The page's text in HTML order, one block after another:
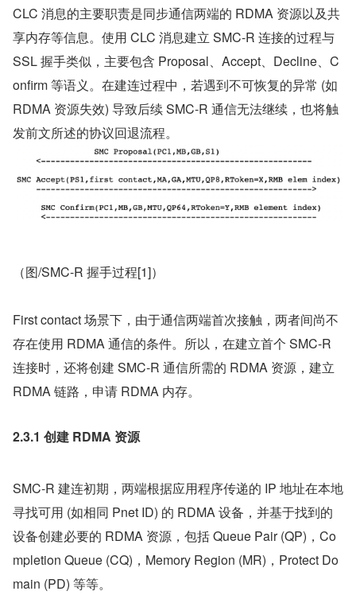
CLC 消息的主要职责是同步通信两端的 RDMA 资源以及共
享内存等信息。使用 CLC 消息建立 SMC-R 连接的过程与
SSL 握手类似，主要包含 Proposal、Accept、Decline、C
onfirm 等语义。在建连过程中，若遇到不可恢复的异常 (如
RDMA 资源失效) 导致后续 SMC-R 通信无法继续，也将触
发前文所述的协议回退流程。
（图/SMC-R 握手过程[1]）
First contact 场景下，由于通信两端首次接触，两者间尚不
存在使用 RDMA 通信的条件。所以，在建立首个 SMC-R
连接时，还将创建 SMC-R 通信所需的 RDMA 资源，建立
RDMA 链路，申请 RDMA 内存。
2.3.1 创建 RDMA 资源
SMC-R 建连初期，两端根据应用程序传递的 IP 地址在本地
寻找可用 (如相同 Pnet ID) 的 RDMA 设备，并基于找到的
设备创建必要的 RDMA 资源，包括 Queue Pair (QP)，Co
mpletion Queue (CQ)，Memory Region (MR)，Protect Do
main (PD) 等等。